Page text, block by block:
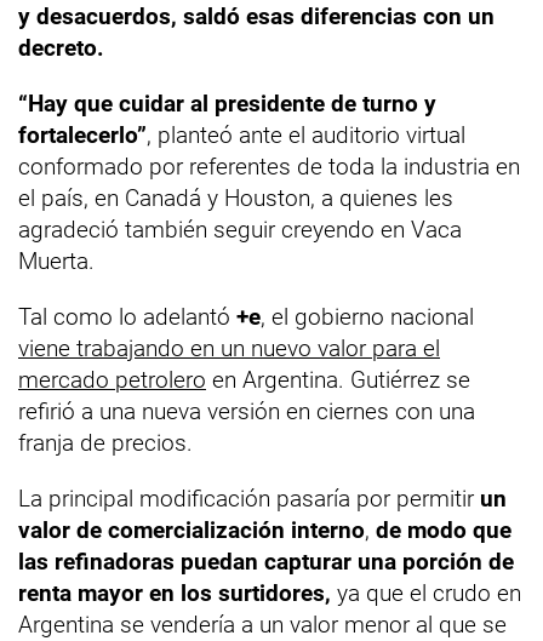
y desacuerdos, saldó esas diferencias con un
decreto.
“Hay que cuidar al presidente de turno y
fortalecerlo”, planteó ante el auditorio virtual
conformado por referentes de toda la industria en
el país, en Canadá y Houston, a quienes les
agradeció también seguir creyendo en Vaca
Muerta.
Tal como lo adelantó +e, el gobierno nacional
viene trabajando en un nuevo valor para el
mercado petrolero en Argentina. Gutiérrez se
refirió a una nueva versión en ciernes con una
franja de precios.
La principal modificación pasaría por permitir un
valor de comercialización interno, de modo que
las refinadoras puedan capturar una porción de
renta mayor en los surtidores, ya que el crudo en
Argentina se vendería a un valor menor al que se